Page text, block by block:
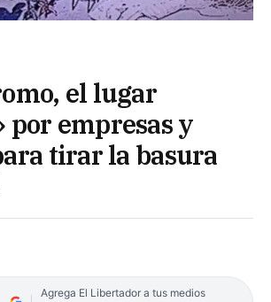
el lugar
por empresas y
tirar la basura
Agrega El Libertador a tus medios